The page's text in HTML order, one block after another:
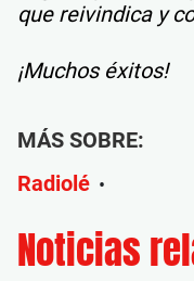
que reivindica y
¡Muchos éxitos!
MÁS SOBRE:
Radiolé •
Noticias